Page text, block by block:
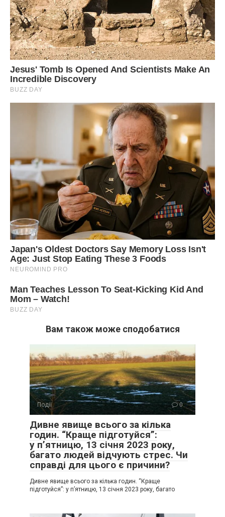
Вам також може сподобатися
Події 0
Дивне явище всього за кілька
годин. “Краще підготуйся”:
у п’ятницю, 13 січня 2023 року,
багато людей відчують стрес. Чи
справді для цього є причини?
Дивне явище всього за кілька годин. “Краще
підготуйся”: у п’ятницю, 13 січня 2023 року, багато